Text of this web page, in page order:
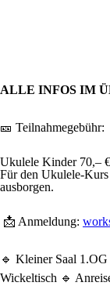
ALLE INFOS IM
🎫 Teilnahmegebühr:
Ukulele Kinder 70,– €
Für den Ukulele-
ausborgen.
📩 Anmeldung:
🔹 Kleiner Saal
Wickeltisch 🔹